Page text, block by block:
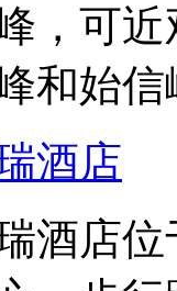
，可
和始信
酒店
酒店